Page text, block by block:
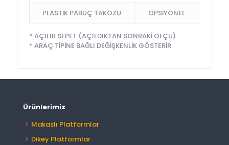
PLASTİK PABUÇ TAKOZU OPSİYONEL
* AÇILIR SEPET (AÇILDIKTAN SONRAKİ ÖLÇÜ)
* ARAÇ TİPİNE BAĞLI DEĞİŞKENLİK GÖSTERİR
Ürünlerimiz
Makaslı Platformlar
Dikey Platformlar